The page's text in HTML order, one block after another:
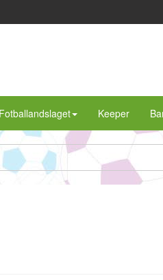
Fotballandslaget Keeper